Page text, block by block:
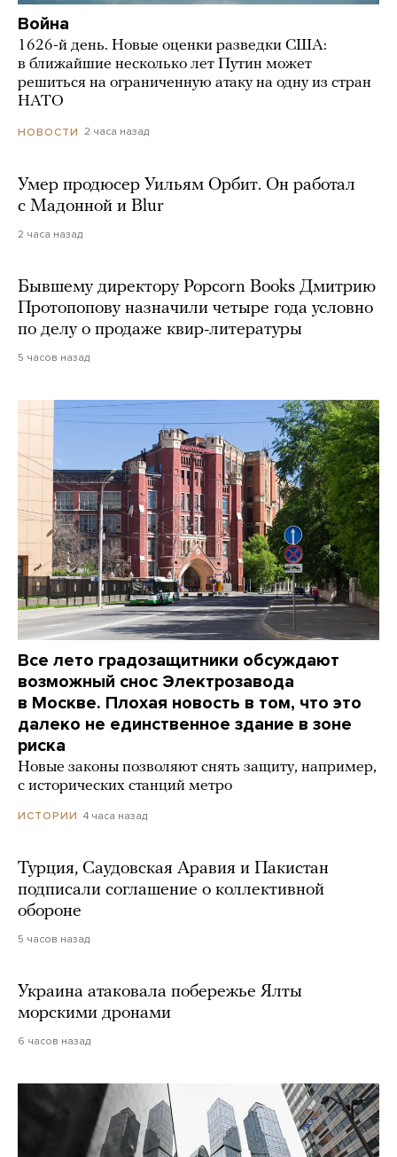
Война
1626-й день. Новые оценки разведки США:
в ближайшие несколько лет Путин может
решиться на ограниченную атаку на одну из стран
НАТО
НОВОСТИ 2 часа назад
Умер продюсер Уильям Орбит. Он работал
с Мадонной и Blur
2 часа назад
Бывшему директору Popcorn Books Дмитрию
Протопопову назначили четыре года условно
по делу о продаже квир-литературы
5 часов назад
Все лето градозащитники обсуждают
возможный снос Электрозавода
в Москве. Плохая новость в том, что это
далеко не единственное здание в зоне
риска
Новые законы позволяют снять защиту, например,
с исторических станций метро
ИСТОРИИ 4 часа назад
Турция, Саудовская Аравия и Пакистан
подписали соглашение о коллективной
обороне
5 часов назад
Украина атаковала побережье Ялты
морскими дронами
6 часов назад